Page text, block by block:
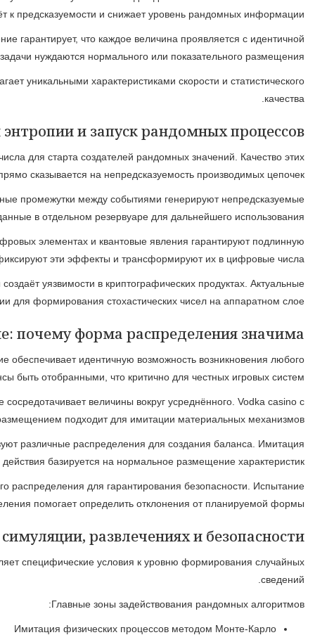
Распределение характеризует, как создаваемые
Популярные производители охватывают линейный
Энтропия являет собой меру непредсказуемости и
Операционные платформы собирают энтропию из
Железные создатели рандомных величин задействуют
Инициализация рандомных механизмов нуждается
Форма размещения устанавливает, как случайные
Неоднородные распределения генерируют
Отбор конфигурации размещения влияет на результаты
Неправильный отбор размещения ведёт к
Рандомные методы получают применение в